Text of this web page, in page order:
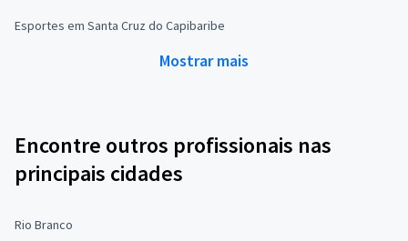
Esportes em Santa Cruz do Capibaribe
Mostrar mais
Encontre outros profissionais nas
principais cidades
Rio Branco